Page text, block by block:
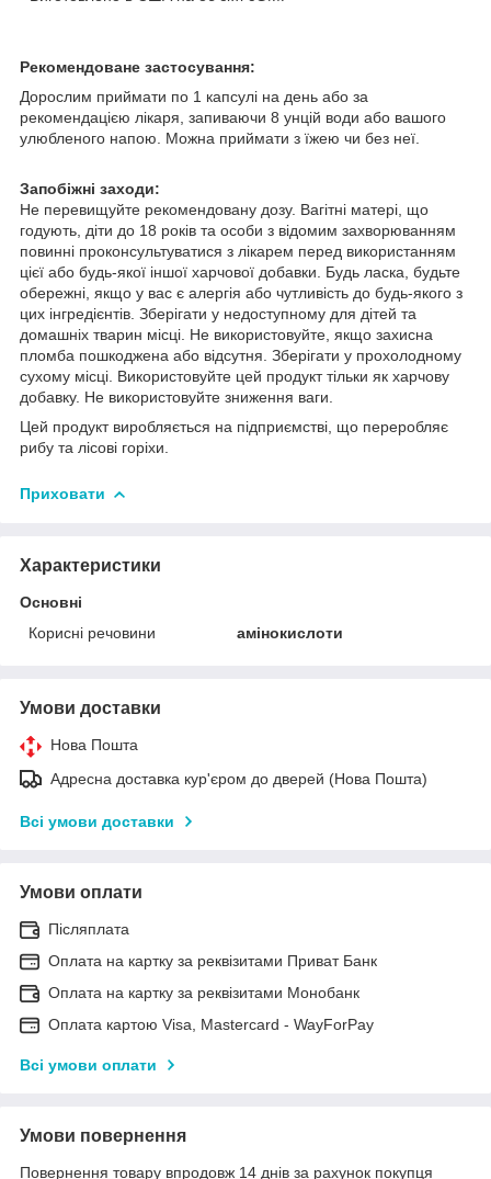
Рекомендоване застосування:
Дорослим приймати по 1 капсулі на день або за
рекомендацією лікаря, запиваючи 8 унцій води або вашого
улюбленого напою. Можна приймати з їжею чи без неї.
Запобіжні заходи:
Не перевищуйте рекомендовану дозу. Вагітні матері, що
годують, діти до 18 років та особи з відомим захворюванням
повинні проконсультуватися з лікарем перед використанням
цієї або будь-якої іншої харчової добавки. Будь ласка, будьте
обережні, якщо у вас є алергія або чутливість до будь-якого з
цих інгредієнтів. Зберігати у недоступному для дітей та
домашніх тварин місці. Не використовуйте, якщо захисна
пломба пошкоджена або відсутня. Зберігати у прохолодному
сухому місці. Використовуйте цей продукт тільки як харчову
добавку. Не використовуйте зниження ваги.
Цей продукт виробляється на підприємстві, що переробляє
рибу та лісові горіхи.
Приховати
Характеристики
Основні
Корисні речовини
амінокислоти
Умови доставки
Нова Пошта
Адресна доставка кур'єром до дверей (Нова Пошта)
Всі умови доставки
Умови оплати
Післяплата
Оплата на картку за реквізитами Приват Банк
Оплата на картку за реквізитами Монобанк
Оплата картою Visa, Mastercard - WayForPay
Всі умови оплати
Умови повернення
Повернення товару впродовж 14 днів за рахунок покупця